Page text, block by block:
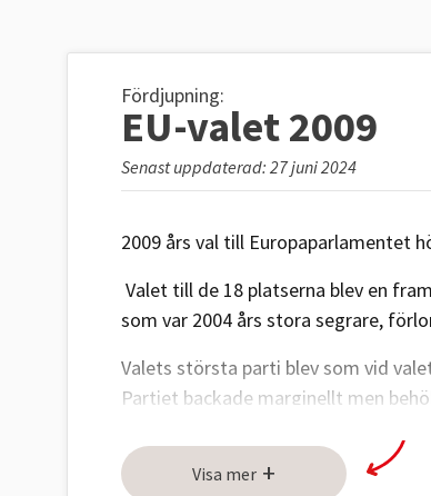
Fördjupning:
EU-valet 2009
Senast uppdaterad: 27 juni 2024
2009 års val till Europaparlamentet
Valet till de 18 platserna blev en
som var 2004 års stora segrare,
Valets största parti blev som vid
Partiet backade marginellt men
Näst största parti blev Moderaterna
Visa mer +